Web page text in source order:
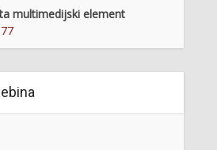
multimedijski element